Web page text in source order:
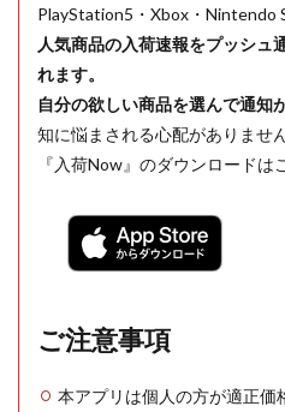
PlayStation5・Xbox・Nintendo
人気商品の入荷速報をプッシュ
れます。
自分の欲しい商品を選んで通知
知に悩まされる心配がありません
『入荷Now』のダウンロードは
ご注意事項
本アプリは個人の方が適正価